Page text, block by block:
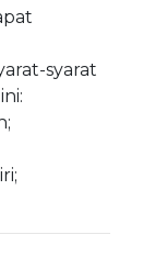
syarat